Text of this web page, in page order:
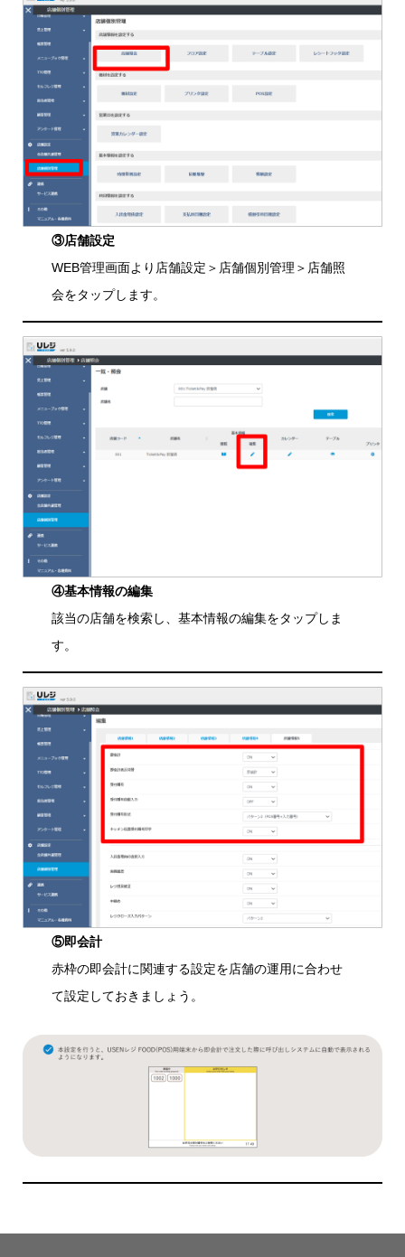
③店舗設定
WEB管理画面より店舗設定＞店舗個別管理＞店舗照
会をタップします。
④基本情報の編集
該当の店舗を検索し、基本情報の編集をタップしま
す。
⑤即会計
赤枠の即会計に関連する設定を店舗の運用に合わせ
て設定しておきましょう。